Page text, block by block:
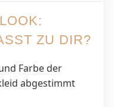
ZU DIR?
Farbe der
abgestimmt